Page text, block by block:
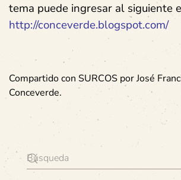
tema puede ingresar al siguiente
http://conceverde.blogspot.com/
Compartido con SURCOS por José
Conceverde.